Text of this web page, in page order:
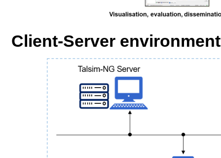
Client-Server environment